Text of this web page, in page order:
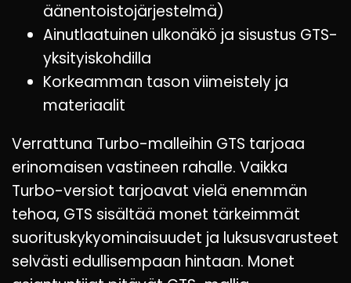
äänentoistojärjestelmä)
Ainutlaatuinen ulkonäkö ja sisustus GTS-
yksityiskohdilla
Korkeamman tason viimeistely ja
materiaalit
Verrattuna Turbo-malleihin GTS tarjoaa
erinomaisen vastineen rahalle. Vaikka
Turbo-versiot tarjoavat vielä enemmän
tehoa, GTS sisältää monet tärkeimmät
suorituskykyominaisuudet ja luksusvarusteet
selvästi edullisempaan hintaan. Monet